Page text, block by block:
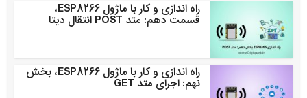
راه اندازی و کار با ماژول ESP8266،
قسمت دهم: متد POST انتقال دیتا
راه اندازی و کار با ماژول ESP8266، بخش
نهم: اجرای متد GET